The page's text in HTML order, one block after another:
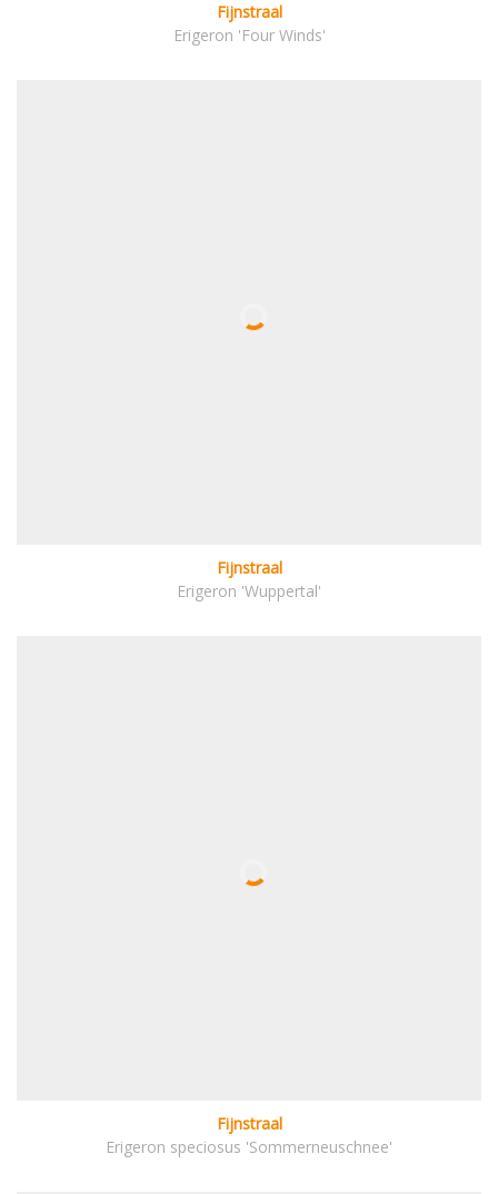
Fijnstraal
Erigeron 'Four Winds'
Fijnstraal
Erigeron 'Wuppertal'
Fijnstraal
Erigeron speciosus 'Sommerneuschnee'